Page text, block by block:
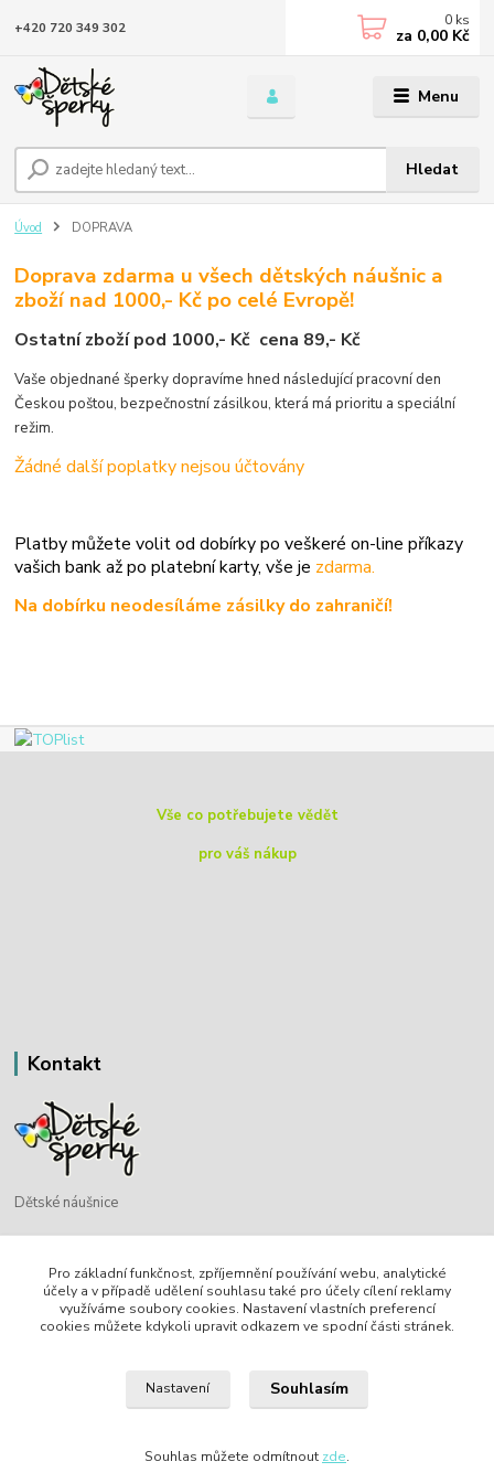
Menu
Hledat
+420 720 349 302 0 ks
za 0,00 Kč
Úvod DOPRAVA
Doprava zdarma u všech dětských náušnic a
zboží nad 1000,- Kč po celé Evropě!
Ostatní zboží pod 1000,- Kč cena 89,- Kč
Vaše objednané šperky dopravíme hned následující pracovní den
Českou poštou, bezpečnostní zásilkou, která má prioritu a speciální
režim.
Žádné další poplatky nejsou účtovány
Platby můžete volit od dobírky po veškeré on-line příkazy
vašich bank až po platební karty, vše je zdarma.
Na dobírku neodesíláme zásilky do zahraničí!
Vše co potřebujete vědět
pro váš nákup
Kontakt
Dětské náušnice
Bohdan Blažek
+420 720 349 302
Pro základní funkčnost, zpříjemnění používání webu, analytické
účely a v případě udělení souhlasu také pro účely cílení reklamy
využíváme soubory cookies. Nastavení vlastních preferencí
cookies můžete kdykoli upravit odkazem ve spodní části stránek.
Nastavení Souhlasím
Souhlas můžete odmítnout zde.